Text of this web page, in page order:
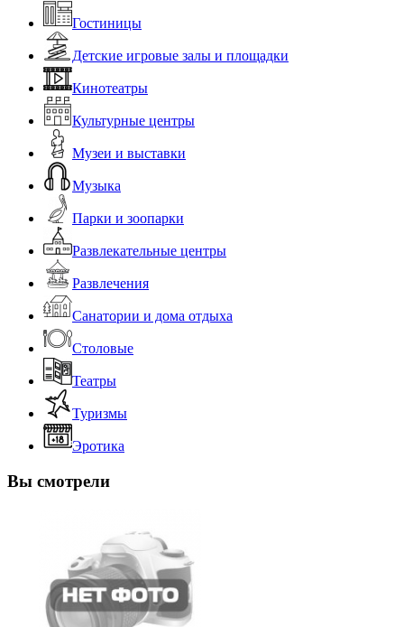
Гостиницы
Детские игровые залы и площадки
Кинотеатры
Культурные центры
Музеи и выставки
Музыка
Парки и зоопарки
Развлекательные центры
Развлечения
Санатории и дома отдыха
Столовые
Театры
Туризмы
Эротика
Вы смотрели